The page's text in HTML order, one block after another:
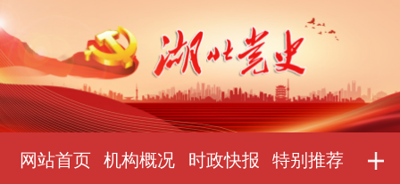
网站首页 机构概况 时政快报 特别推荐